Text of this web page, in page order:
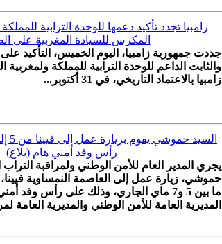
المكرس للسيادة المغربية على
جددت جمهورية زامبيا، اليوم الخميس، التأكيد
والثابت الداعم للوحدة الترابية للمملكة
زامبيا بالاعتماد التاريخي، في 31 أكتوبر...
رأس وفد أمني هام (بلاغ)
يجري المدير العام للأمن الوطني ولمراقبة
حموشي، زيارة عمل إلى العاصمة النمساوية فيينا،
ما بين 5 و7 ماي الجاري، وذلك على رأس
المديرية العامة للأمن الوطني والمديرية العامة